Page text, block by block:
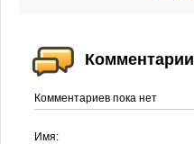
Комментарии
Комментариев пока нет
Имя: